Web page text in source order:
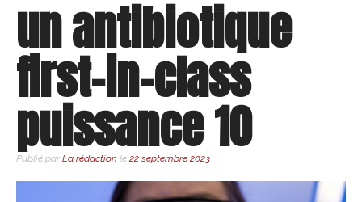
un antibiotique
first-in-class
puissance 10
Publié par La rédaction le 22 septembre 2023